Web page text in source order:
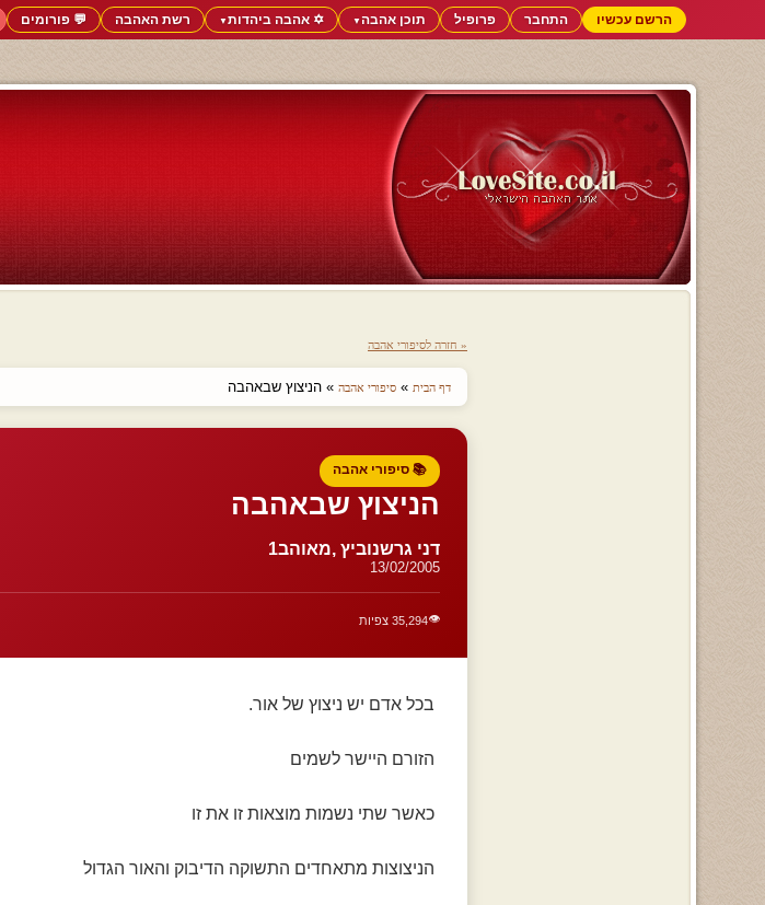
הרשם עכשיו התחבר פרופיל תוכן אהבה▼ ✡️ אהבה ביהדות▼ רשת האהבה 💬 פורומים
« חזרה לסיפורי אהבה
דף הבית » סיפורי אהבה » הניצוץ שבאהבה
📚 סיפורי אהבה
הניצוץ שבאהבה
דני גרשנוביץ ,מאוהב1
13/02/2005
👁️35,294 צפיות
בכל אדם יש ניצוץ של אור.
הזורם היישר לשמים
כאשר שתי נשמות מוצאות זו את זו
הניצוצות מתאחדים התשוקה הדיבוק והאור הגדול